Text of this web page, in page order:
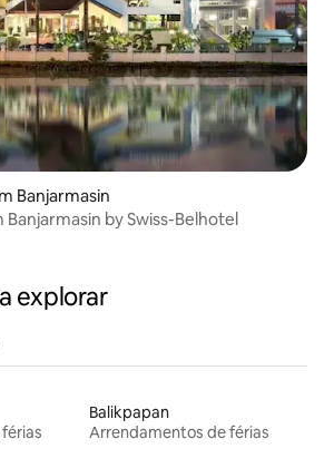
Banjarmasin
by Swiss-Belhotel
explorar
Balikpapan
Arrendamentos de férias